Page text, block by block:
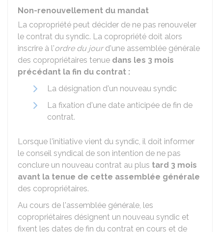
Non-renouvellement du mandat
La copropriété peut décider de ne pas renouveler
le contrat du syndic. La copropriété doit alors
inscrire à l'ordre du jourd'une assemblée générale
des copropriétaires tenue dans les 3 mois
précédant la fin du contrat :
La désignation d'un nouveau syndic
La fixation d'une date anticipée de fin de
contrat.
Lorsque l'initiative vient du syndic, il doit informer
le conseil syndical de son intention de ne pas
conclure un nouveau contrat au plus tard 3 mois
avant la tenue de cette assemblée générale
des copropriétaires.
Au cours de l'assemblée générale, les
copropriétaires désignent un nouveau syndic et
fixent les dates de fin du contrat en cours et de